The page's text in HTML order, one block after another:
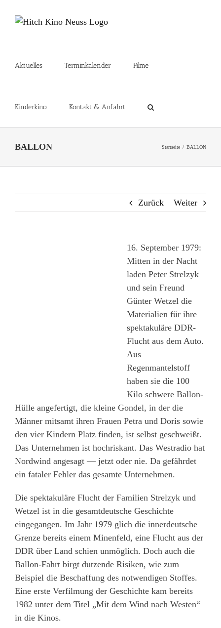
Inhalt
Aktuelles Terminkalender Filme
Kinderkino Kontakt & Anfahrt
BALLON Startseite BALLON
Zurück Weiter
16. September 1979:
Mitten in der Nacht
laden Peter Strelzyk
und sein Freund
Günter Wetzel die
Materialien für ihre
spektakuläre DDR-
Flucht aus dem Auto.
Aus
Regenmantelstoff
haben sie die 100
Kilo schwere Ballon-
Hülle angefertigt, die kleine Gondel, in der die
Männer mitsamt ihren Frauen Petra und Doris sowie
den vier Kindern Platz finden, ist selbst geschweißt.
Das Unternehmen ist hochriskant. Das Westradio hat
Nordwind angesagt — jetzt oder nie. Da gefährdet
ein fataler Fehler das gesamte Unternehmen.
Die spektakuläre Flucht der Familien Strelzyk und
Wetzel ist in die gesamtdeutsche Geschichte
eingegangen. Im Jahr 1979 glich die innerdeutsche
Grenze bereits einem Minenfeld, eine Flucht aus der
DDR über Land schien unmöglich. Doch auch die
Ballon-Fahrt birgt dutzende Risiken, wie zum
Beispiel die Beschaffung des notwendigen Stoffes.
Eine erste Verfilmung der Geschichte kam bereits
1982 unter dem Titel „Mit dem Wind nach Westen“
in die Kinos.